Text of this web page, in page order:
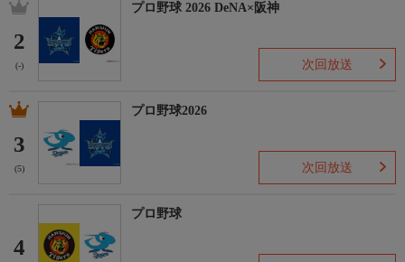
2
(-)
プロ野球 2026 DeNA×阪神
次回放送
3
(5)
プロ野球2026
次回放送
4
プロ野球